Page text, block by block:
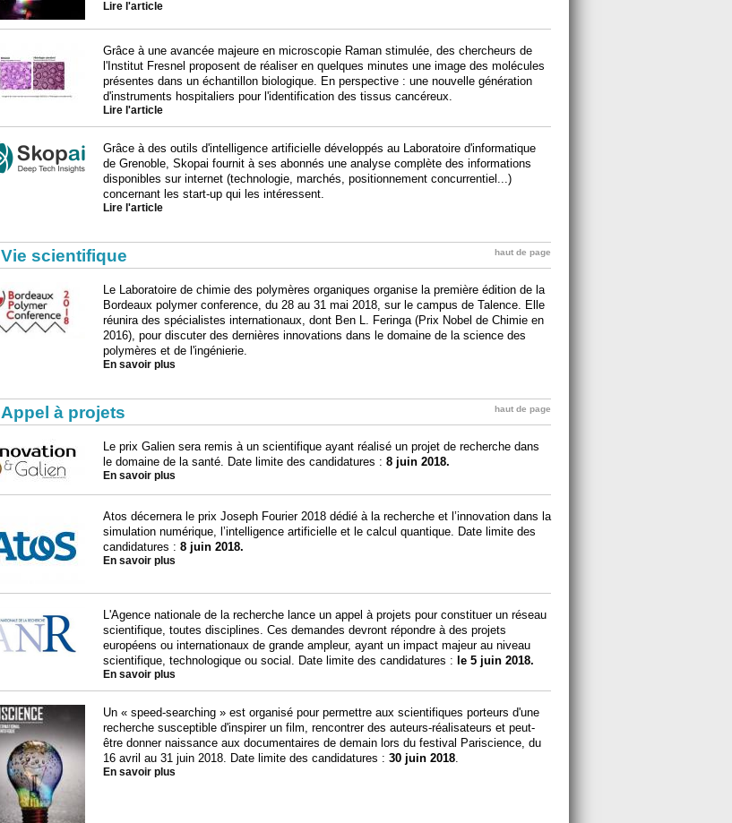
Lire l'article
Grâce à une avancée majeure en microscopie Raman stimulée, des chercheurs de
l'Institut Fresnel proposent de réaliser en quelques minutes une image des molécules
présentes dans un échantillon biologique. En perspective : une nouvelle génération
d'instruments hospitaliers pour l'identification des tissus cancéreux.
Lire l'article
Grâce à des outils d'intelligence artificielle développés au Laboratoire d'informatique
de Grenoble, Skopai fournit à ses abonnés une analyse complète des informations
disponibles sur internet (technologie, marchés, positionnement concurrentiel...)
concernant les start-up qui les intéressent.
Lire l'article
Vie scientifique haut de page
Le Laboratoire de chimie des polymères organiques organise la première édition de la
Bordeaux polymer conference, du 28 au 31 mai 2018, sur le campus de Talence. Elle
réunira des spécialistes internationaux, dont Ben L. Feringa (Prix Nobel de Chimie en
2016), pour discuter des dernières innovations dans le domaine de la science des
polymères et de l'ingénierie.
En savoir plus
Appel à projets haut de page
Le prix Galien sera remis à un scientifique ayant réalisé un projet de recherche dans
le domaine de la santé. Date limite des candidatures : 8 juin 2018.
En savoir plus
Atos décernera le prix Joseph Fourier 2018 dédié à la recherche et l’innovation dans la
simulation numérique, l’intelligence artificielle et le calcul quantique. Date limite des
candidatures : 8 juin 2018.
En savoir plus
L'Agence nationale de la recherche lance un appel à projets pour constituer un réseau
scientifique, toutes disciplines. Ces demandes devront répondre à des projets
européens ou internationaux de grande ampleur, ayant un impact majeur au niveau
scientifique, technologique ou social. Date limite des candidatures : le 5 juin 2018.
En savoir plus
Un « speed-searching » est organisé pour permettre aux scientifiques porteurs d'une
recherche susceptible d'inspirer un film, rencontrer des auteurs-réalisateurs et peut-
être donner naissance aux documentaires de demain lors du festival Pariscience, du
16 avril au 31 juin 2018. Date limite des candidatures : 30 juin 2018.
En savoir plus